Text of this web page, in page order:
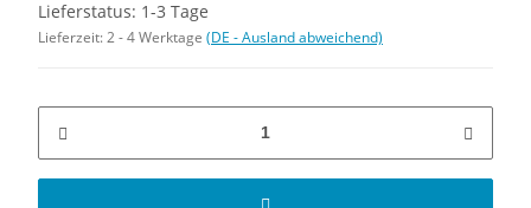
Lieferstatus: 1-3 Tage
Lieferzeit:2 - 4 Werktage (DE - Ausland abweichend)